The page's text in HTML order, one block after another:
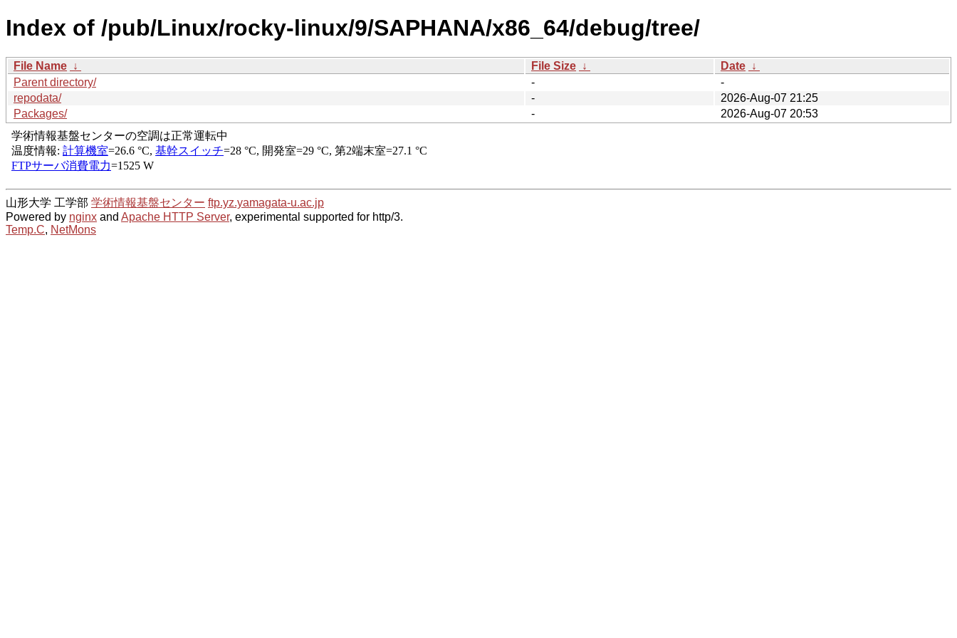
Index of /pub/Linux/rocky-linux/9/SAPHANA/x86_64/debug/tree/
File Name ↓ File Size ↓ Date ↓
Parent directory/
-
-
repodata/
-
2026-Aug-07 21:25
Packages/
- 2026-Aug-07 20:53
山形大学 工学部 学術情報基盤センター ftp.yz.yamagata-u.ac.jp
Powered by nginx and Apache HTTP Server, experimental supported for http/3.
Temp.C, NetMons